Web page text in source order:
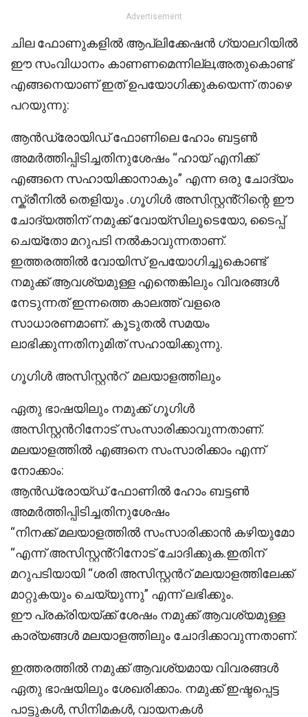
Advertisement
ചില ഫോണുകളിൽ ആപ്ലിക്കേഷൻ ഗ്യാലറിയിൽ
ഈ സംവിധാനം കാണണമെന്നില്ല,അതുകൊണ്ട്
എങ്ങനെയാണ് ഇത് ഉപയോഗിക്കുകയെന്ന് താഴെ
പറയുന്നു:
ആൻഡ്രോയിഡ് ഫോണിലെ ഹോം ബട്ടൺ
അമർത്തിപ്പിടിച്ചതിനുശേഷം “ഹായ് എനിക്ക്
എങ്ങനെ സഹായിക്കാനാകും” എന്ന ഒരു ചോദ്യം
സ്ക്രീനിൽ തെളിയും .ഗൂഗിൾ അസിസ്റ്റൻ്റിന്റെ ഈ
ചോദ്യത്തിന് നമുക്ക് വോയ്സിലൂടെയോ, ടൈപ്പ്
ചെയ്തോ മറുപടി നൽകാവുന്നതാണ്.
ഇത്തരത്തിൽ വോയിസ് ഉപയോഗിച്ചുകൊണ്ട്
നമുക്ക് ആവശ്യമുള്ള എന്തെങ്കിലും വിവരങ്ങൾ
നേടുന്നത് ഇന്നത്തെ കാലത്ത് വളരെ
സാധാരണമാണ്. കൂടുതൽ സമയം
ലാഭിക്കുന്നതിനുമിത് സഹായിക്കുന്നു.
ഗൂഗിൾ അസിസ്റ്റൻറ് മലയാളത്തിലും
ഏതു ഭാഷയിലും നമുക്ക് ഗൂഗിൾ
അസിസ്റ്റൻറിനോട് സംസാരിക്കാവുന്നതാണ്.
മലയാളത്തിൽ എങ്ങനെ സംസാരിക്കാം എന്ന്
നോക്കാം:
ആൻഡ്രോയ്ഡ് ഫോണിൽ ഹോം ബട്ടൺ
അമർത്തിപ്പിടിച്ചതിനുശേഷം
“നിനക്ക് മലയാളത്തിൽ സംസാരിക്കാൻ കഴിയുമോ
“എന്ന് അസിസ്റ്റൻ്റിനോട് ചോദിക്കുക.ഇതിന്
മറുപടിയായി “ശരി അസിസ്റ്റൻറ് മലയാളത്തിലേക്ക്
മാറ്റുകയും ചെയ്യുന്നു” എന്ന് ലഭിക്കും.
ഈ പ്രക്രിയയ്ക്ക് ശേഷം നമുക്ക് ആവശ്യമുള്ള
കാര്യങ്ങൾ മലയാളത്തിലും ചോദിക്കാവുന്നതാണ്.
ഇത്തരത്തിൽ നമുക്ക് ആവശ്യമായ വിവരങ്ങൾ
ഏതു ഭാഷയിലും ശേഖരിക്കാം. നമുക്ക് ഇഷ്ടപ്പെട്ട
പാട്ടുകൾ, സിനിമകൾ, വായനകൾ